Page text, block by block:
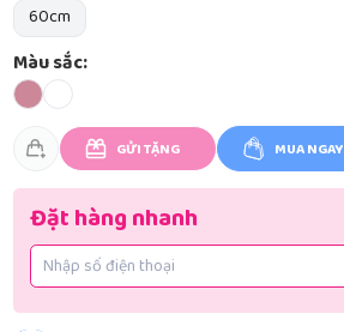
60cm
Màu sắc:
GỬI TẶNG MUA NGAY
Đặt hàng nhanh